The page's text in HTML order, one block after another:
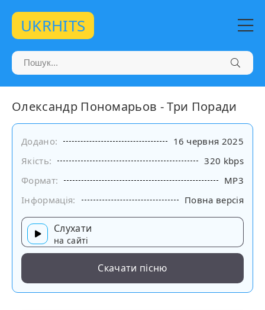
UKRHITS
Олександр Пономарьов - Три Поради
Додано:
16 червня 2025
Якість:
320 kbps
Формат:
MP3
Інформація:
Повна версія
Слухати
на сайті
Скачати пісню